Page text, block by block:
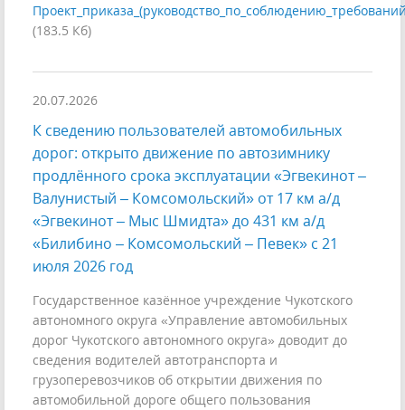
(183.5 Кб)
20.07.2026
К сведению пользователей автомобильных
дорог: открыто движение по автозимнику
продлённого срока эксплуатации «Эгвекинот –
Валунистый – Комсомольский» от 17 км а/д
«Эгвекинот – Мыс Шмидта» до 431 км а/д
«Билибино – Комсомольский – Певек» с 21
июля 2026 год
Государственное казённое учреждение Чукотского
автономного округа «Управление автомобильных
дорог Чукотского автономного округа» доводит до
сведения водителей автотранспорта и
грузоперевозчиков об открытии движения по
автомобильной дороге общего пользования